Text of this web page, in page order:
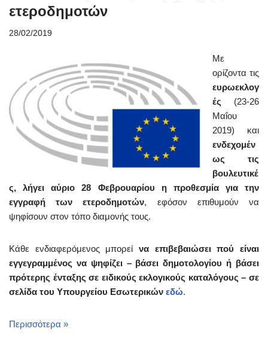
ετεροδημοτών
28/02/2019
Με
ορίζοντα τις
ευρωεκλογ
ές (23-26
Μαΐου
2019) και
ενδεχομέν
ως τις
βουλευτικέ
ς,
λήγει αύριο 28 Φεβρουαρίου η προθεσμία για την
εγγραφή των ετεροδημοτών, εφόσον επιθυμούν να
ψηφίσουν στον τόπο διαμονής τους.
Κάθε ενδιαφερόμενος μπορεί να επιβεβαιώσει πού είναι
εγγεγραμμένος να ψηφίζει – βάσει δημοτολογίου ή βάσει
πρότερης ένταξης σε ειδικούς εκλογικούς καταλόγους – σε
σελίδα του Υπουργείου Εσωτερικών εδώ.
Περισσότερα »